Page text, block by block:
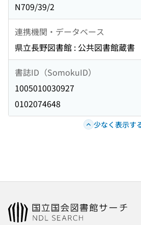
N709/39/2
連携機関・データベース
県立長野図書館 : 公共図書館蔵書
書誌ID（SomokuID）
1005010030927
0102074648
少なく表示す